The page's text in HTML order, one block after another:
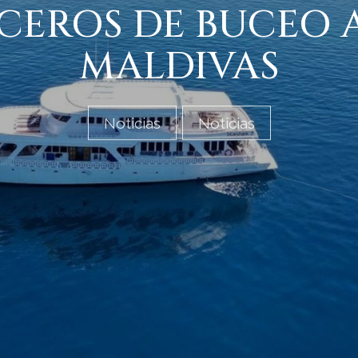
DE BUCEO
MALDIVAS
Noticias , Noticias